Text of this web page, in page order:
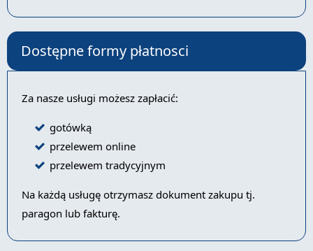
Dostępne formy płatnosci
Za nasze usługi możesz zapłacić:
gotówką
przelewem online
przelewem tradycyjnym
Na każdą usługę otrzymasz dokument zakupu tj.
paragon lub fakturę.